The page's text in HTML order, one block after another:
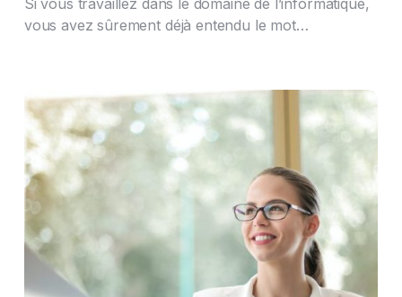
vous avez sûrement déjà entendu le mot…